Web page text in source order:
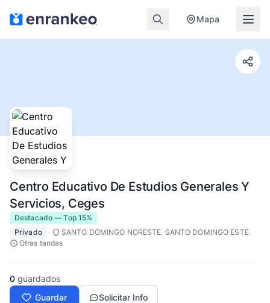
Mapa
Centro Educativo De Estudios Generales Y
Servicios, Ceges
Destacado — Top 15%
Privado
·· SANTO DOMINGO NORESTE, SANTO DOMINGO ESTE·
Otras tandas
0 guardados
Guardar
Solicitar Info